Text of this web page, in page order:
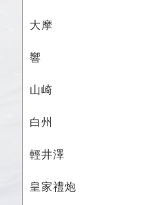
大摩
響
山崎
白州
輕井澤
皇家禮炮